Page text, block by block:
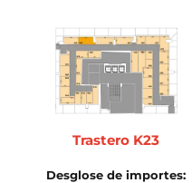
Trastero K23
Desglose de importes: